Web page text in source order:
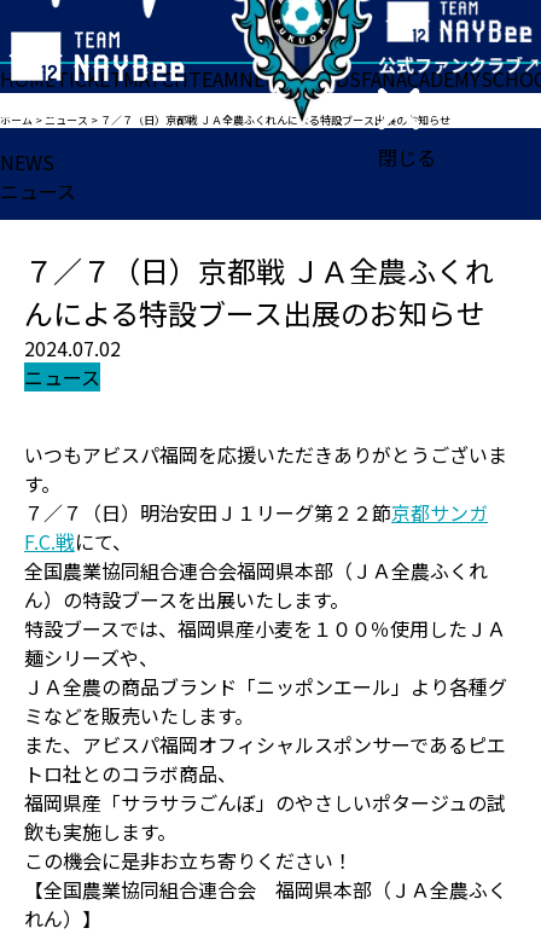
閉じる
HOMETICKETMATCHTEAMNEWSGOODSFANACADEMY
ホーム >ニュース > ７／７（日）京都戦 ＪＡ全農ふくれんによる特設ブース出展のお知らせ
NEWS
ニュース
７／７（日）京都戦 ＪＡ全農ふくれ
んによる特設ブース出展のお知らせ
2024.07.02
ニュース
いつもアビスパ福岡を応援いただきありがとうございま
す。
７／７（日）明治安田Ｊ１リーグ第２２節京都サンガ
F.C.戦にて、
全国農業協同組合連合会福岡県本部（ＪＡ全農ふくれ
ん）の特設ブースを出展いたします。
特設ブースでは、福岡県産小麦を１００％使用したＪＡ
麺シリーズや、
ＪＡ全農の商品ブランド「ニッポンエール」より各種グ
ミなどを販売いたします。
また、アビスパ福岡オフィシャルスポンサーであるピエ
トロ社とのコラボ商品、
福岡県産「サラサラごんぼ」のやさしいポタージュの試
飲も実施します。
この機会に是非お立ち寄りください！
【全国農業協同組合連合会 福岡県本部（ＪＡ全農ふく
れん）】